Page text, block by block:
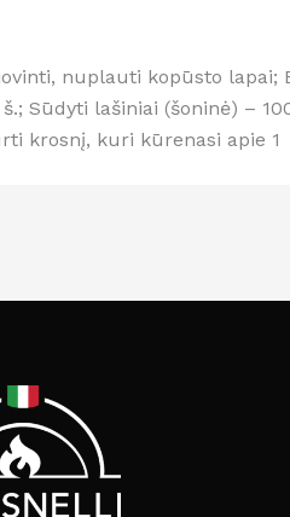
nuplauti kopūsto
Sūdyti lašiniai (šoninė) –
krosnį, kuri kūrenasi apie 1